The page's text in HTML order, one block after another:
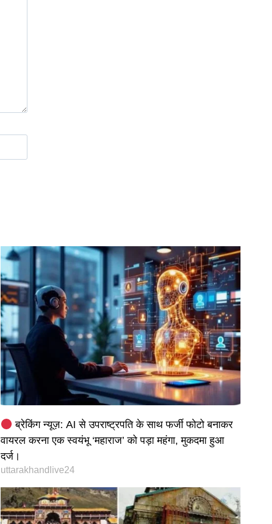
ब्रेकिंग न्यूज़: AI से उपराष्ट्रपति के साथ फर्जी फोटो बनाकर
वायरल करना एक स्वयंभू ‘महाराज’ को पड़ा महंगा, मुकदमा हुआ
दर्ज।
uttarakhandlive24